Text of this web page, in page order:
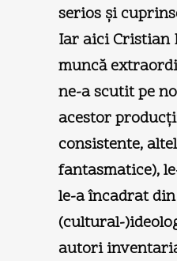
serios şi
Iar aici Cristian
muncă
ne-a scutit pe
acestor
consistente,
fantasmatice),
le-a încadrat
(cultural-
autori